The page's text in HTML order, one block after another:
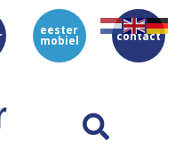
eester
mobiel contact